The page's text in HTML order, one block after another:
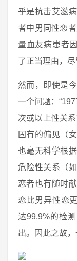
乎是抗击艾滋
者中男同性恋
量血友病患者
了正当理由，尽
然而，即使是
一个问题：
次或以上性关
固有的偏见（
也毫无科学根
危险性关系（
恋者也有随时
恋比男异性恋
达99.9%的检
出。因此之故，